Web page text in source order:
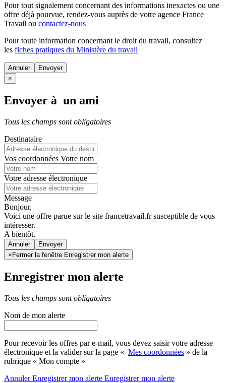
Pour tout signalement concernant des informations inexactes ou une
offre déjà pourvue, rendez-vous auprès de votre agence France
Travail ou contactez-nous
Pour toute information concernant le droit du travail, consultez
les fiches pratiques du Ministère du travail
Annuler
×
Envoyer à un ami
Tous les champs sont obligatoires
Destinataire
Vos coordonnées Votre nom
Votre adresse électronique
Message
Bonjour,
Voici une offre parue sur le site francetravail.fr susceptible de vous
intéresser.
A bientôt.
Annuler
× Fermer la fenêtre Enregistrer mon alerte
Enregistrer mon alerte
Tous les champs sont obligatoires
Nom de mon alerte
Pour recevoir les offres par e-mail, vous devez saisir votre adresse
électronique et la valider sur la page « Mes coordonnées » de la
rubrique « Mon compte »
AnnulerEnregistrer mon alerte Enregistrermon alerte